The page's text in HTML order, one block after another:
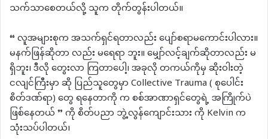
သက်သာစေတယ်လို့ သူက တိုက်တွန်းပါတယ်။
“ လူအများစုက အသက်ရှင်ရတာလည်း ပျော်စရာမကောင်းပါလား။
မနက်ဖြန်ဆိုတာ လည်း မရေရာ ဘူး။ မျှော်လင့်ချက်ဆိုတာလည်း မ
ရှိဘူး၊ ဒီလို တွေးလာ ကြတာပေါ့၊ အခုလို တကယ်ကိုမှ ဆိုးဝါးတဲ့
ငလျင်ကြီးမှာ ဆို ပြည်သူတွေမှာ Collective Trauma ( စုပေါင်း
စိတ်ဒဏ်ရာ) တွေ ရနေတာကို က စစ်အာဏာရှင်တွေရဲ့ အကြိုက်ပဲ
ဖြစ်နေတယ် ” ကို စိတ်ပညာ ဘွဲ့လွန်ကျောင်းသား ကို Kelvin က
သုံးသပ်ပါတယ်၊